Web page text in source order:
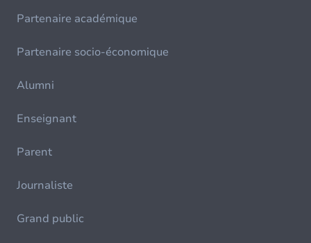
Partenaire académique
Partenaire socio-économique
Alumni
Enseignant
Parent
Journaliste
Grand public